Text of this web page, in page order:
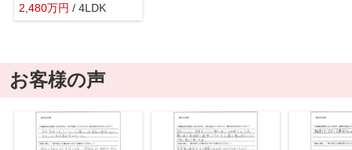
2,480万円 / 4LDK
お客様の声